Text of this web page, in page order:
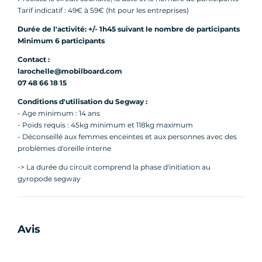
La Rochelle qui mérite le détour !
Recevez votre devis personnalisé en
message"
Précisez le circuit souhaité, la date, l'horaire
Durée de l'activité: +/- 1h30 suivant le nombre
de participants
Minimum 6 participants
Tarif indicatif : 49€ à 59€ (ht pour les entreprises)
Durée de l'activité: +/- 1h45 suivant le nombre de participants
Minimum 6 participants
Contact :
larochelle@mobilboard.com
07 48 66 18 15
Conditions d'utilisation du Segway :
- Age minimum : 14 ans
- Poids requis : 45kg minimum et 118kg maximum
- Déconseillé aux femmes enceintes et aux personnes avec des
problèmes d'oreille interne
-> La durée du circuit comprend la phase d'initiation au
gyropode segway
Avis